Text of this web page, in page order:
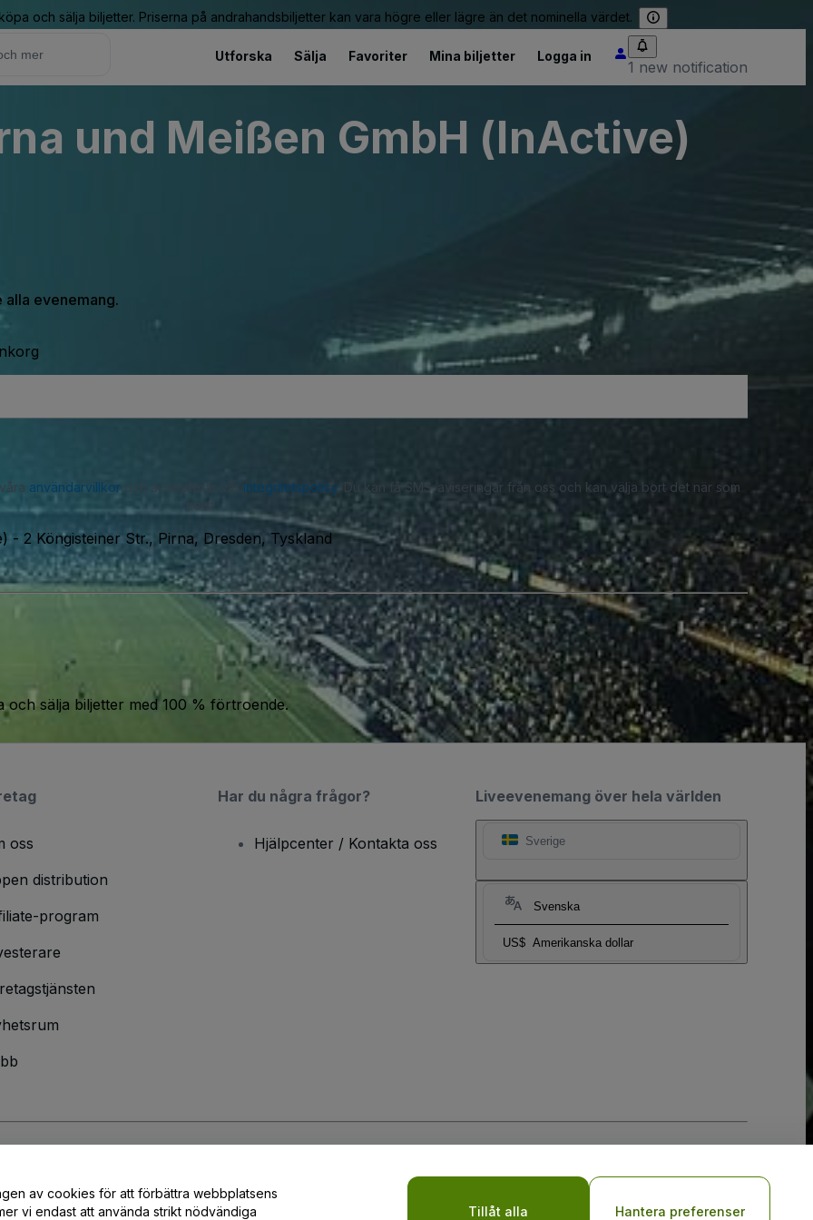
och sälja biljetter. Priserna på andrahandsbiljetter kan vara högre eller lägre än det nominella värdet.
Utforska Sälja Favoriter Mina biljetter Logga in
1 new notification
und Meißen GmbH (InActive)
alla evenemang.
användarvillkoroch accepterar vår integritetspolicy. Du kan få SMS-aviseringar från oss och kan välja bort det när som
helst.
- 2 Köngisteiner Str., Pirna, Dresden, Tyskland
sälja biljetter med 100 % förtroende.
Liveevenemang över hela världen
Sverige
Svenska
US$ Amerikanska dollar
oss
distribution
program
Har du några frågor?
Hjälpcenter / Kontakta oss
mobilsekretesspolicy
av cookies för att förbättra webbplatsens
vi endast att använda strikt nödvändiga
Tillåt alla Hantera preferenser